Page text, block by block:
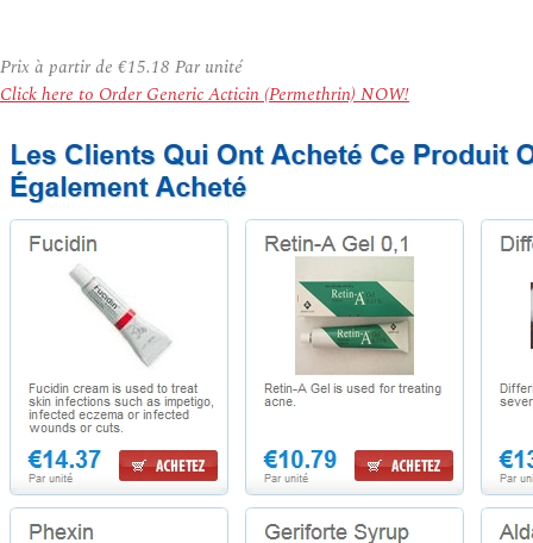
Prix à partir de €15.18 Par unité
Click here to Order Generic Acticin (Permethrin) NOW!